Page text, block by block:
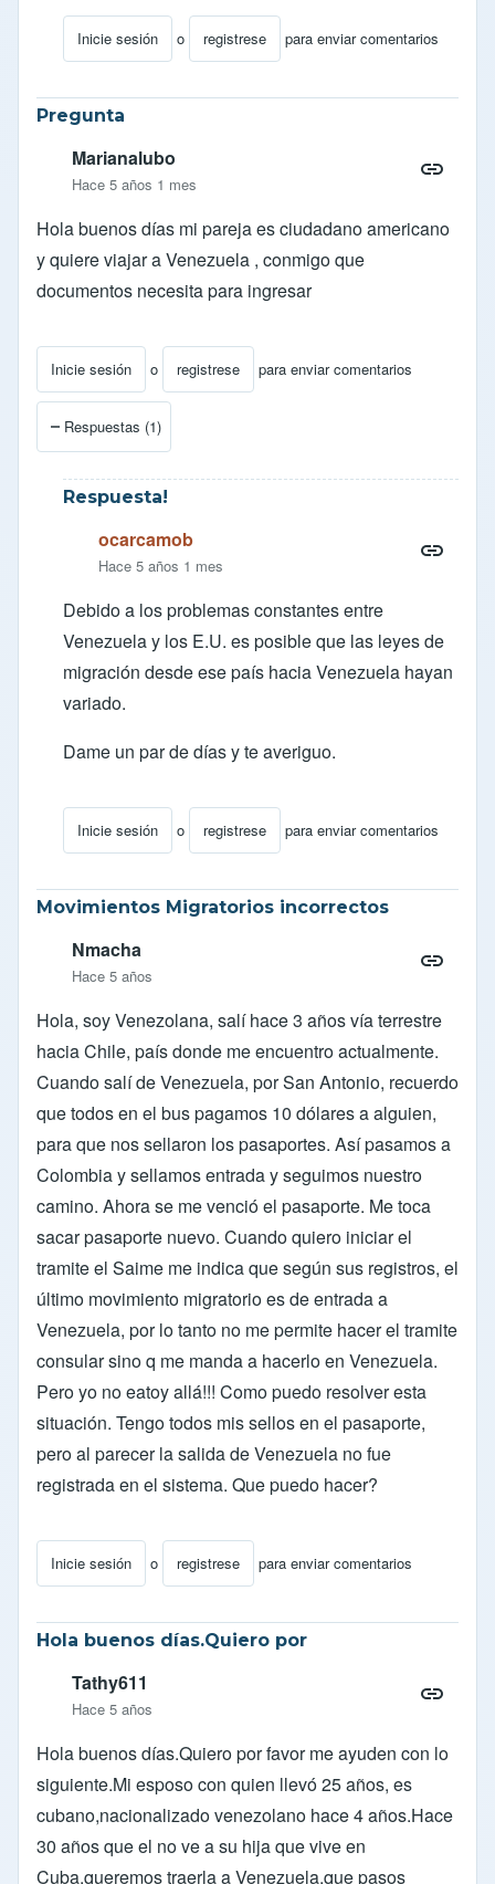
Inicie sesión o registrese para enviar comentarios
En respuesta a selloporANAMONTILLA1
Pregunta
Marianalubo
Hace 5 años 1 mes
Hola buenos días mi pareja es ciudadano americano
y quiere viajar a Venezuela , conmigo que
documentos necesita para ingresar
Inicie sesión o registrese para enviar comentarios
Respuestas (1)
Respuesta!
ocarcamob
Hace 5 años 1 mes
Debido a los problemas constantes entre
Venezuela y los E.U. es posible que las leyes de
migración desde ese país hacia Venezuela hayan
variado.
Dame un par de días y te averiguo.
Inicie sesión o registrese para enviar comentarios
En respuesta a PreguntaporMarianalubo
Movimientos Migratorios incorrectos
Nmacha
Hace 5 años
Hola, soy Venezolana, salí hace 3 años vía terrestre
hacia Chile, país donde me encuentro actualmente.
Cuando salí de Venezuela, por San Antonio, recuerdo
que todos en el bus pagamos 10 dólares a alguien,
para que nos sellaron los pasaportes. Así pasamos a
Colombia y sellamos entrada y seguimos nuestro
camino. Ahora se me venció el pasaporte. Me toca
sacar pasaporte nuevo. Cuando quiero iniciar el
tramite el Saime me indica que según sus registros, el
último movimiento migratorio es de entrada a
Venezuela, por lo tanto no me permite hacer el tramite
consular sino q me manda a hacerlo en Venezuela.
Pero yo no eatoy allá!!! Como puedo resolver esta
situación. Tengo todos mis sellos en el pasaporte,
pero al parecer la salida de Venezuela no fue
registrada en el sistema. Que puedo hacer?
Inicie sesión o registrese para enviar comentarios
Hola buenos días.Quiero por
Tathy611
Hace 5 años
Hola buenos días.Quiero por favor me ayuden con lo
siguiente.Mi esposo con quien llevó 25 años, es
cubano,nacionalizado venezolano hace 4 años.Hace
30 años que el no ve a su hija que vive en
Cuba,queremos traerla a Venezuela,que pasos